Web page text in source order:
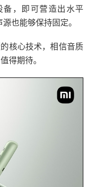
，即可营造出水平
也能够保持固定。
核心技术，相信音质
得期待。